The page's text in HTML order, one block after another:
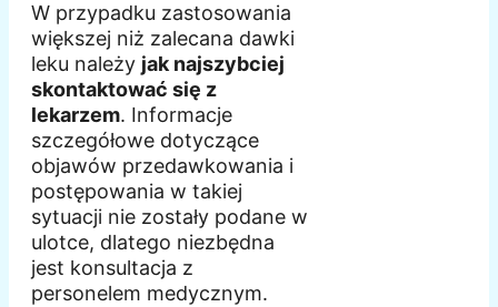
W przypadku zastosowania
większej niż zalecana dawki
leku należy jak najszybciej
skontaktować się z
lekarzem. Informacje
szczegółowe dotyczące
objawów przedawkowania i
postępowania w takiej
sytuacji nie zostały podane w
ulotce, dlatego niezbędna
jest konsultacja z
personelem medycznym.